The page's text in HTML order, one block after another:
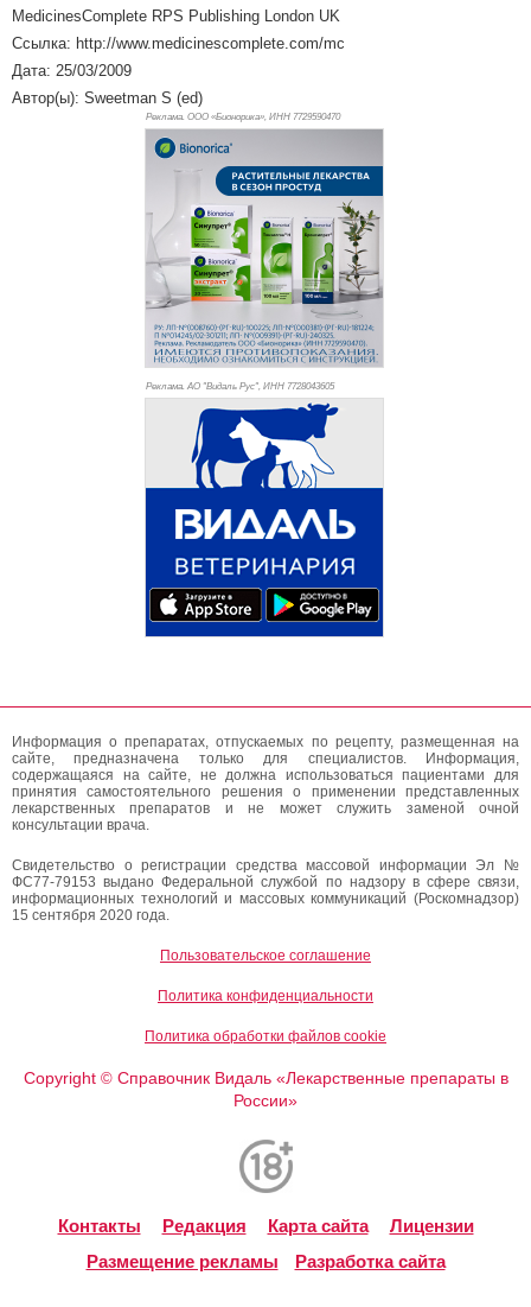
MedicinesComplete RPS Publishing London UK
Ссылка: http://www.medicinescomplete.com/mc
Дата: 25/03/2009
Автор(ы): Sweetman S (ed)
Реклама. ООО «Бионорика», ИНН 7729590470
Реклама. АО "Видаль Рус", ИНН 7728043605
Информация о препаратах, отпускаемых по рецепту, размещенная на
сайте, предназначена только для специалистов. Информация,
содержащаяся на сайте, не должна использоваться пациентами для
принятия самостоятельного решения о применении представленных
лекарственных препаратов и не может служить заменой очной
консультации врача.
Свидетельство о регистрации средства массовой информации Эл №
ФС77-79153 выдано Федеральной службой по надзору в сфере связи,
информационных технологий и массовых коммуникаций (Роскомнадзор)
15 сентября 2020 года.
Пользовательское соглашение
Политика конфиденциальности
Политика обработки файлов cookie
Copyright ©Справочник Видаль «Лекарственные препараты в
России»
Контакты Редакция Карта сайта
Лицензии
Размещение рекламы
Разработка сайта